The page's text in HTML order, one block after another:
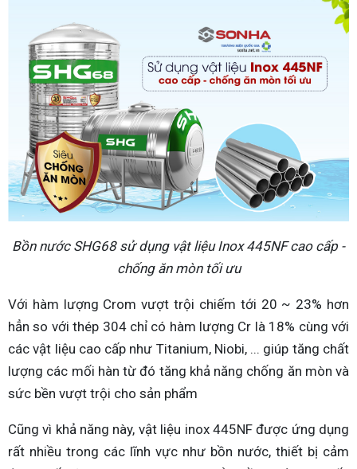
Bồn nước SHG68 sử dụng vật liệu Inox 445NF cao cấp -
chống ăn mòn tối ưu
Với hàm lượng Crom vượt trội chiếm tới 20 ~ 23% hơn
hẳn so với thép 304 chỉ có hàm lượng Cr là 18% cùng với
các vật liệu cao cấp như Titanium, Niobi, ... giúp tăng chất
lượng các mối hàn từ đó tăng khả năng chống ăn mòn và
sức bền vượt trội cho sản phẩm
Cũng vì khả năng này, vật liệu inox 445NF được ứng dụng
rất nhiều trong các lĩnh vực như bồn nước, thiết bị cảm